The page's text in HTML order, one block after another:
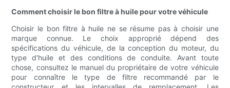
Comment choisir le bon filtre à huile pour votre véhicule
Choisir le bon filtre à huile ne se résume pas à choisir une
marque connue. Le choix approprié dépend des
spécifications du véhicule, de la conception du moteur, du
type d'huile et des conditions de conduite. Avant toute
chose, consultez le manuel du propriétaire de votre véhicule
pour connaître le type de filtre recommandé par le